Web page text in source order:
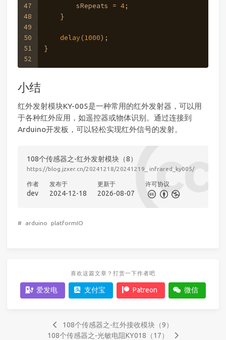
47
48
49
50
51
52
        sRepeats =
4;
    }
delay (1000);
}
小结
红外发射模块KY-005是一种常用的红外发射器，可以用
于各种红外应用，如遥控器或物体识别。通过连接到
Arduino开发板，可以轻松实现红外信号的发射。
108个传感器之-红外发射模块（8）
https://blog.jzxer.cn/20241218/20241219_ infrared_ky005/
作者
dev
发布于
2024-12-18
更新于
2026-08-07
许可协议
# arduino platformIO
喜欢这篇文章？打赏一下作者吧
爱发电 支付宝 Patreon 微信
108个传感器之-红外接收模块（9）
108个传感器之-光敏电阻KY018（17）